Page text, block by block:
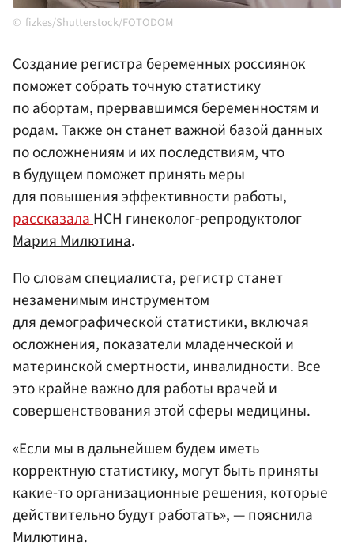
fizkes/Shutterstock/FOTODOM
Создание регистра беременных россиянок
поможет собрать точную статистику
по абортам, прервавшимся беременностям и
родам. Также он станет важной базой данных
по осложнениям и их последствиям, что
в будущем поможет принять меры
для повышения эффективности работы,
рассказалаНСН гинеколог-репродуктолог
Мария Милютина.
По словам специалиста, регистр станет
незаменимым инструментом
для демографической статистики, включая
осложнения, показатели младенческой и
материнской смертности, инвалидности. Все
это крайне важно для работы врачей и
совершенствования этой сферы медицины.
«Если мы в дальнейшем будем иметь
корректную статистику, могут быть приняты
какие-то организационные решения, которые
действительно будут работать», — пояснила
Милютина.